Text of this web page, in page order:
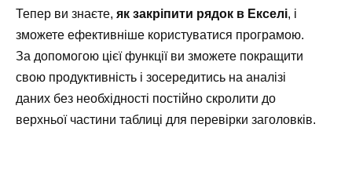
Тепер ви знаєте, як закріпити рядок в Екселі, і
зможете ефективніше користуватися програмою.
За допомогою цієї функції ви зможете покращити
свою продуктивність і зосередитись на аналізі
даних без необхідності постійно скролити до
верхньої частини таблиці для перевірки заголовків.